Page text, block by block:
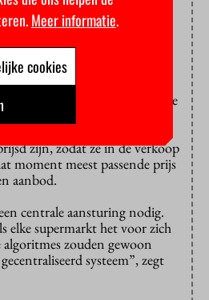
euro te winnen is voor de
erin. “Supermarkten
dat goed is maar over de
gooien zo één derde van ’s
in de prullenbak!” dondert de
in het gezelschap door de
voor waarin
zijn, zodat ze in de verkoop
moment meest passende prijs
aanbod.
centrale aansturing nodig.
elke supermarkt het voor zich
zouden gewoon
systeem”, zegt
Meer informatie.
cookies